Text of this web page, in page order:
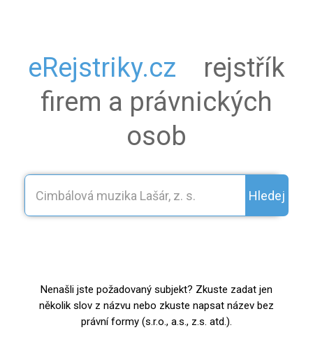
eRejstriky.cz
rejstřík
firem a právnických
osob
Hledej
Nenašli jste požadovaný subjekt? Zkuste zadat jen
několik slov z názvu nebo zkuste napsat název bez
právní formy (s.r.o., a.s., z.s. atd.).